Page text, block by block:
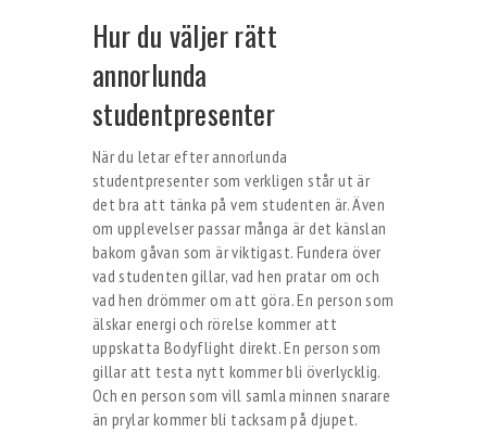
Hur du väljer rätt
annorlunda
studentpresenter
När du letar efter annorlunda
studentpresenter som verkligen står ut är
det bra att tänka på vem studenten är. Även
om upplevelser passar många är det känslan
bakom gåvan som är viktigast. Fundera över
vad studenten gillar, vad hen pratar om och
vad hen drömmer om att göra. En person som
älskar energi och rörelse kommer att
uppskatta Bodyflight direkt. En person som
gillar att testa nytt kommer bli överlycklig.
Och en person som vill samla minnen snarare
än prylar kommer bli tacksam på djupet.